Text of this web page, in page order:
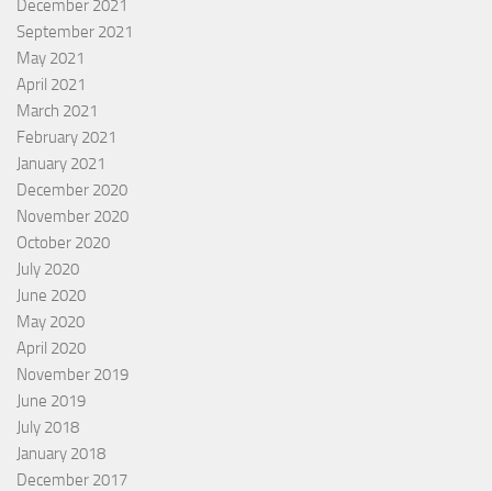
December 2021
September 2021
May 2021
April 2021
March 2021
February 2021
January 2021
December 2020
November 2020
October 2020
July 2020
June 2020
May 2020
April 2020
November 2019
June 2019
July 2018
January 2018
December 2017